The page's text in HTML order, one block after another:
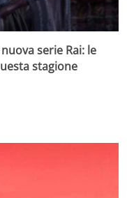
serie Rai: le
stagione